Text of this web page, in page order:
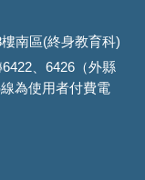
南區(終身教育科)
、6426（外縣
為使用者付費電